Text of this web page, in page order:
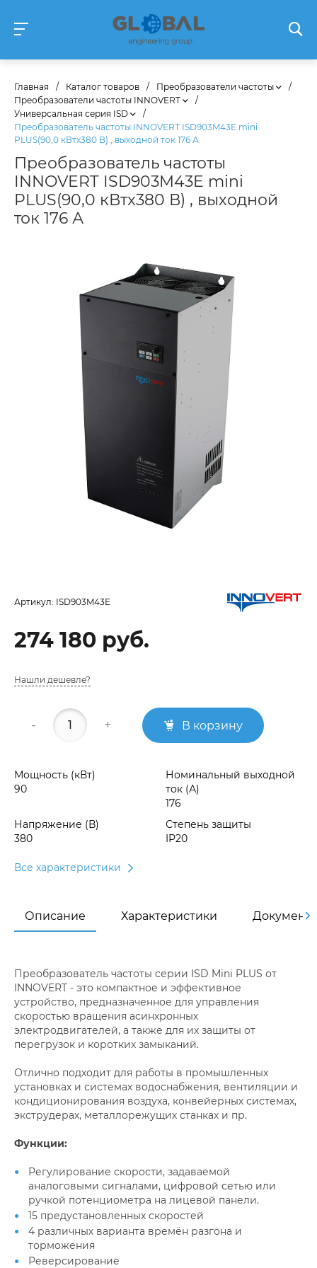
Главная / Каталог товаров / Преобразователи частоты
/
Преобразователи частоты INNOVERT
/
Универсальная серия ISD
/
Преобразователь частоты INNOVERT ISD903M43E mini
PLUS(90,0 кВтx380 В) , выходной ток 176 А
Преобразователь частоты
INNOVERT ISD903M43E mini
PLUS(90,0 кВтx380 В) , выходной
ток 176 А
Артикул: ISD903M43E
274 180 руб.
Нашли дешевле?
- + В корзину
Мощность (кВт)
90
Номинальный выходной
ток (А)
176
Напряжение (В)
380
Степень защиты
IP20
Все характеристики
Описание Характеристики
Преобразователь частоты серии ISD Mini PLUS от
INNOVERT - это компактное и эффективное
устройство, предназначенное для управления
скоростью вращения асинхронных
электродвигателей, а также для их защиты от
перегрузок и коротких замыканий.
Отлично подходит для работы в промышленных
установках и системах водоснабжения, вентиляции и
кондиционирования воздуха, конвейерных системах,
экструдерах, металлорежущих станках и пр.
Функции:
Регулирование скорости, задаваемой
аналоговыми сигналами, цифровой сетью или
ручкой потенциометра на лицевой панели.
15 предустановленных скоростей
4 различных варианта времён разгона и
торможения
Реверсирование